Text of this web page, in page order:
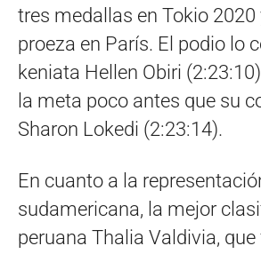
tres medallas en Tokio 2020
proeza en París. El podio lo
keniata Hellen Obiri
la meta poco antes que su
Sharon Lokedi (2:23:14).
En cuanto a la
sudamericana, la mejor
peruana Thalia Valdivia,